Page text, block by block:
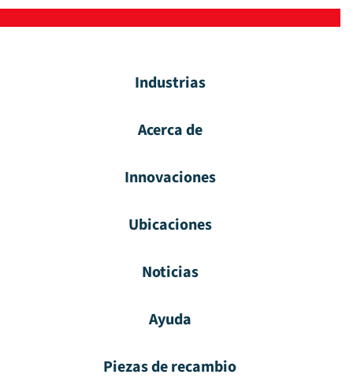
Industrias
Acerca de
Innovaciones
Ubicaciones
Noticias
Ayuda
Piezas de recambio